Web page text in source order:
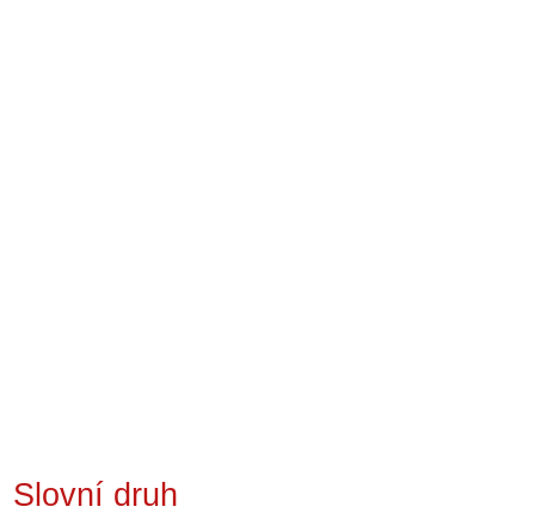
Slovní druh